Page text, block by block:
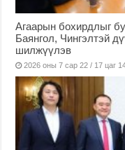
Агаарын бохирдлыг
Баянгол, Чингэлтэй
шилжүүлэв
2026 оны 7 сар 22 / 17 цаг